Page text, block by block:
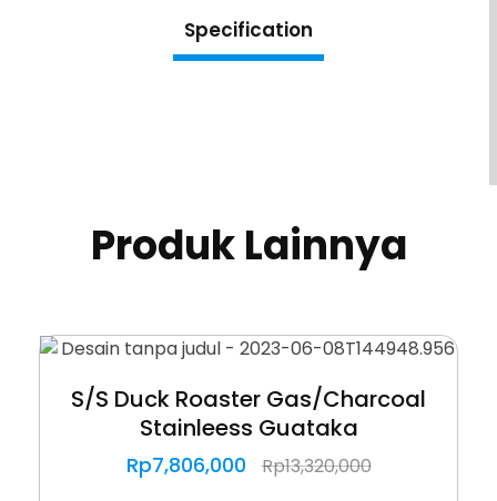
Specification
Produk Lainnya
S/S Duck Roaster Gas/Charcoal
Stainleess Guataka
Rp7,806,000 Rp13,320,000